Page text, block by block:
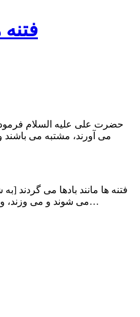
حضرت علی علیه السلام
می آورند، مشتبه می باشند
فتنه ها مانند بادها می گردند
می شوند و می وزند، و از شهری بدون اصابت می گذرند…